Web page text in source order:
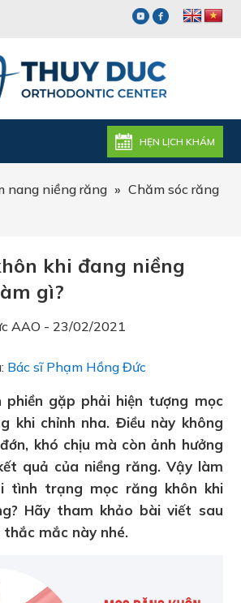
HẸN LỊCH KHÁM
nang niềng răng » Chăm sóc răng
khi đang niềng
gì?
AAO - 23/02/2021
Bác sĩ Phạm Hồng Đức
phiền gặp phải hiện tượng mọc
khi chỉnh nha. Điều này không
khó chịu mà còn ảnh hưởng
quả của niềng răng. Vậy làm
tình trạng mọc răng khôn khi
Hãy tham khảo bài viết sau
mắc này nhé.